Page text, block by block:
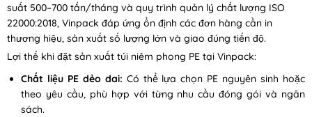
suất 500–700 tấn/tháng và quy trình quản lý chất lượng ISO
22000:2018, Vinpack đáp ứng ổn định các đơn hàng cần in
thương hiệu, sản xuất số lượng lớn và giao đúng tiến độ.
Lợi thế khi đặt sản xuất túi niêm phong PE tại Vinpack:
Chất liệu PE dẻo dai: Có thể lựa chọn PE nguyên sinh hoặc
theo yêu cầu, phù hợp với từng nhu cầu đóng gói và ngân
sách.